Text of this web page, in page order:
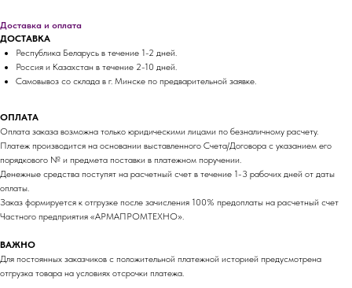
Доставка и оплата
ДОСТАВКА
Республика Беларусь в течение 1-2 дней.
Россия и Казахстан в течение 2-10 дней.
Самовывоз со склада в г. Минске по предварительной заявке.
ОПЛАТА
Оплата заказа возможна только юридическими лицами по безналичному расчету.
Платеж производится на основании выставленного Счета/Договора с указанием его
порядкового № и предмета поставки в платежном поручении.
Денежные средства поступят на расчетный счет в течение 1-3 рабочих дней от даты
оплаты.
Заказ формируется к отгрузке после зачисления 100% предоплаты на расчетный счет
Частного предприятия «АРМАПРОМТЕХНО».
ВАЖНО
Для постоянных заказчиков с положительной платежной историей предусмотрена
отгрузка товара на условиях отсрочки платежа.